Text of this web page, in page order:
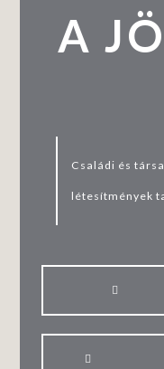
A
Családi és
létesítmények